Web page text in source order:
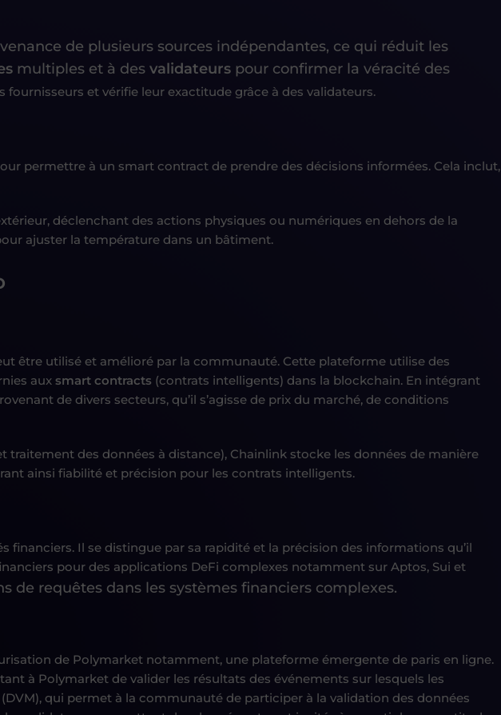
de plusieurs sources indépendantes, ce qui réduit les
multiples et à des validateurs pour confirmer la véracité des
fournisseurs et vérifie leur exactitude grâce à des validateurs.
permettre à un smart contract de prendre des décisions informées. Cela inclut,
déclenchant des actions physiques ou numériques en dehors de la
ajuster la température dans un bâtiment.
être utilisé et amélioré par la communauté. Cette plateforme utilise des
aux smart contracts (contrats intelligents) dans la blockchain. En intégrant
de divers secteurs, qu’il s’agisse de prix du marché, de conditions
traitement des données à distance), Chainlink stocke les données de manière
ainsi fiabilité et précision pour les contrats intelligents.
Il se distingue par sa rapidité et la précision des informations qu’il
pour des applications DeFi complexes notamment sur Aptos, Sui et
de requêtes dans les systèmes financiers complexes.
de Polymarket notamment, une plateforme émergente de paris en ligne.
à Polymarket de valider les résultats des événements sur lesquels les
qui permet à la communauté de participer à la validation des données